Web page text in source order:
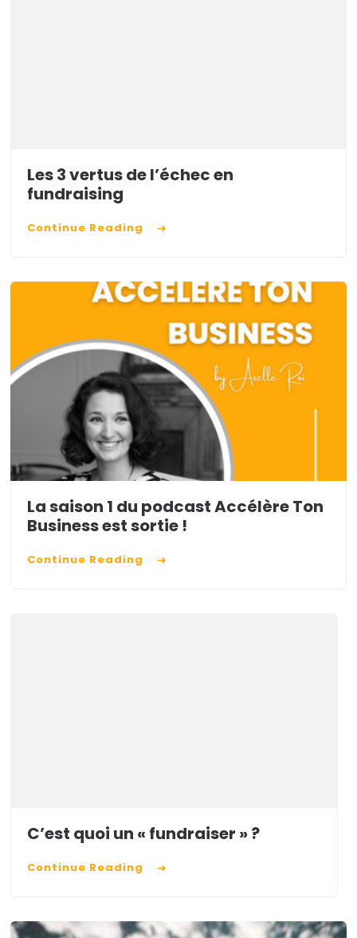
Les 3 vertus de l’échec en
fundraising
Continue Reading
La saison 1 du podcast Accélère Ton
Business est sortie !
Continue Reading
C’est quoi un « fundraiser » ?
Continue Reading